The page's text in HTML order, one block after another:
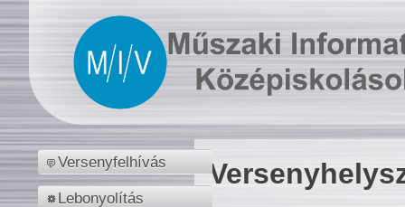
Versenyfelhívás
Lebonyolítás